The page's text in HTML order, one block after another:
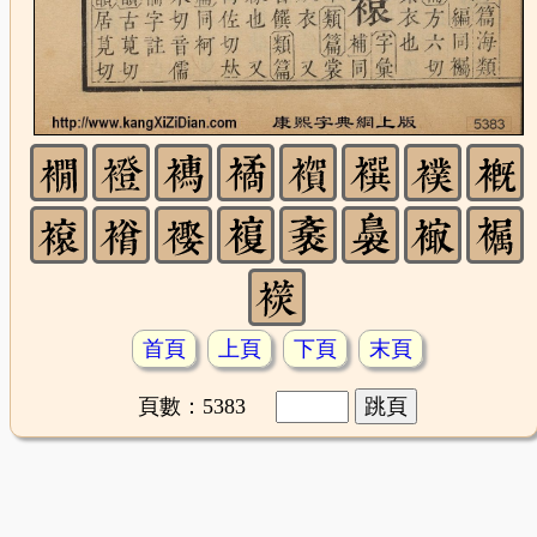
首頁 上頁 下頁 末頁
頁數：5383